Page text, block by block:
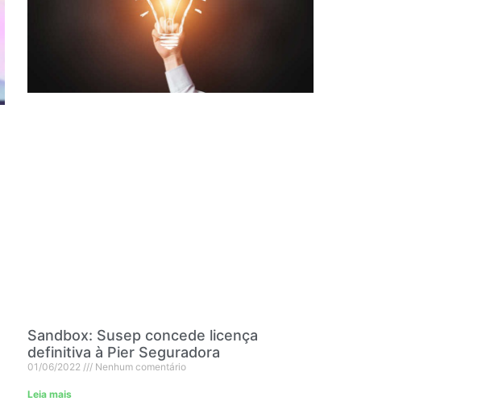
Sandbox: Susep concede licença
definitiva à Pier Seguradora
01/06/2022 Nenhum comentário
Leia mais